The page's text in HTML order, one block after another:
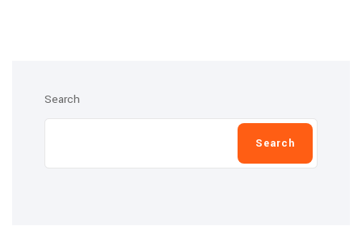
Search
Search